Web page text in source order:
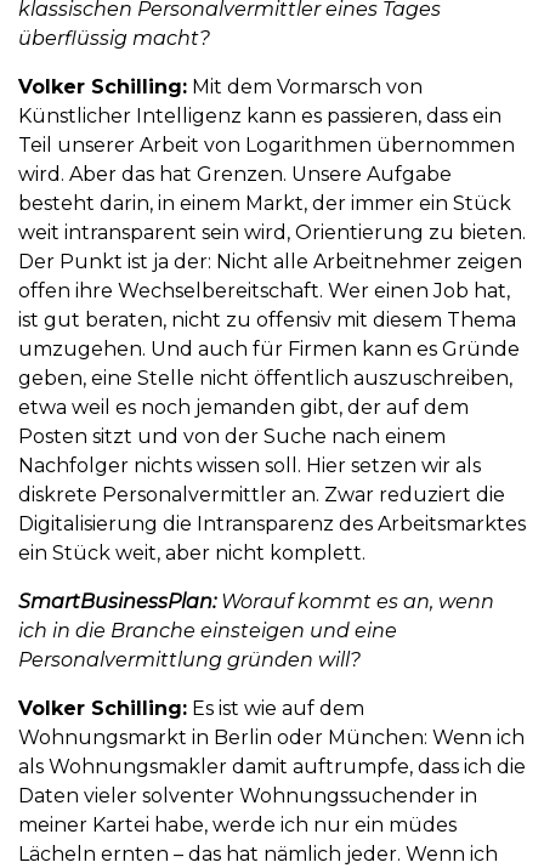
klassischen Personalvermittler eines Tages
überflüssig macht?
Volker Schilling: Mit dem Vormarsch von
Künstlicher Intelligenz kann es passieren, dass ein
Teil unserer Arbeit von Logarithmen übernommen
wird. Aber das hat Grenzen. Unsere Aufgabe
besteht darin, in einem Markt, der immer ein Stück
weit intransparent sein wird, Orientierung zu bieten.
Der Punkt ist ja der: Nicht alle Arbeitnehmer zeigen
offen ihre Wechselbereitschaft. Wer einen Job hat,
ist gut beraten, nicht zu offensiv mit diesem Thema
umzugehen. Und auch für Firmen kann es Gründe
geben, eine Stelle nicht öffentlich auszuschreiben,
etwa weil es noch jemanden gibt, der auf dem
Posten sitzt und von der Suche nach einem
Nachfolger nichts wissen soll. Hier setzen wir als
diskrete Personalvermittler an. Zwar reduziert die
Digitalisierung die Intransparenz des Arbeitsmarktes
ein Stück weit, aber nicht komplett.
SmartBusinessPlan: Worauf kommt es an, wenn
ich in die Branche einsteigen und eine
Personalvermittlung gründen will?
Volker Schilling: Es ist wie auf dem
Wohnungsmarkt in Berlin oder München: Wenn ich
als Wohnungsmakler damit auftrumpfe, dass ich die
Daten vieler solventer Wohnungssuchender in
meiner Kartei habe, werde ich nur ein müdes
Lächeln ernten – das hat nämlich jeder. Wenn ich